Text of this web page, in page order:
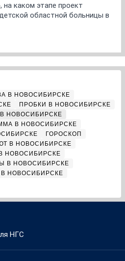
на каком этапе проект
областной больницы в
В НОВОСИБИРСКЕ
ПРОБКИ В НОВОСИБИРСКЕ
НОВОСИБИРСКЕ
В НОВОСИБИРСКЕ
ГОРОСКОП
В НОВОСИБИРСКЕ
НОВОСИБИРСКЕ
В НОВОСИБИРСКЕ
В НОВОСИБИРСКЕ
НГС